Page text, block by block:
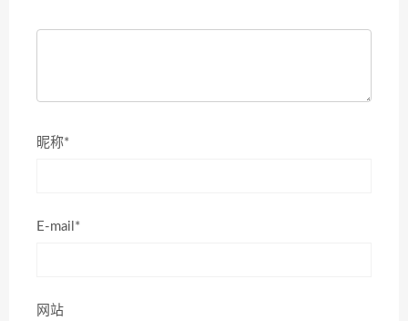
昵称*
E-mail*
网站